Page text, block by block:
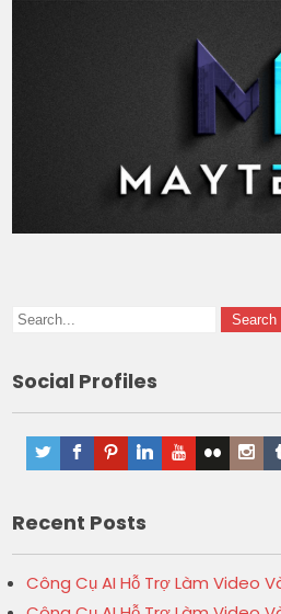
Social Profiles
Recent Posts
Công Cụ AI Hỗ Trợ Làm Video